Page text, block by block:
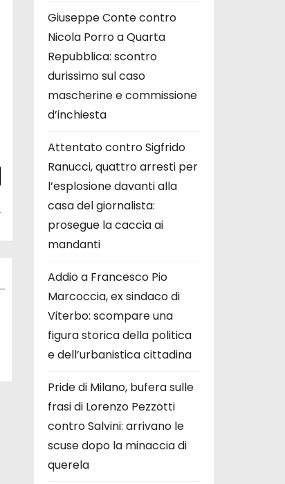
Giuseppe Conte contro
Nicola Porro a Quarta
Repubblica: scontro
durissimo sul caso
mascherine e commissione
d’inchiesta
Attentato contro Sigfrido
Ranucci, quattro arresti per
l’esplosione davanti alla
casa del giornalista:
prosegue la caccia ai
mandanti
Addio a Francesco Pio
Marcoccia, ex sindaco di
Viterbo: scompare una
figura storica della politica
e dell’urbanistica cittadina
Pride di Milano, bufera sulle
frasi di Lorenzo Pezzotti
contro Salvini: arrivano le
scuse dopo la minaccia di
querela